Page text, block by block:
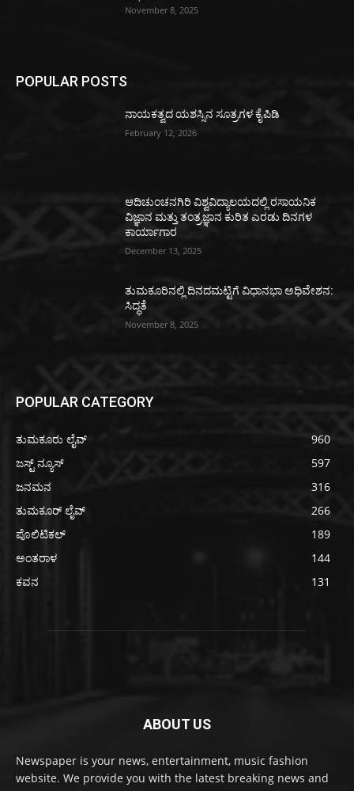
November 8, 2025
POPULAR POSTS
ನಾಯಕತ್ವದ ಯಶಸ್ಸಿನ ಸೂತ್ರಗಳ ಕೈಪಿಡಿ
February 12, 2026
ಆದಿಚುಂಚನಗಿರಿ ವಿಶ್ವವಿದ್ಯಾಲಯದಲ್ಲಿ ರಸಾಯನಿಕ
ವಿಜ್ಞಾನ ಮತ್ತು ತಂತ್ರಜ್ಞಾನ ಕುರಿತ ಎರಡು ದಿನಗಳ
ಕಾರ್ಯಾಗಾರ
December 13, 2025
ತುಮಕೂರಿನಲ್ಲಿ ದಿನದಮಟ್ಟಿಗೆ ವಿಧಾನಭಾ ಅಧಿವೇಶನ:
ಸಿದ್ಧತೆ
November 8, 2025
POPULAR CATEGORY
ತುಮಕೂರು ಲೈವ್
960
ಜಸ್ಟ್ ನ್ಯೂಸ್
597
ಜನಮನ
316
ತುಮಕೂರ್ ಲೈವ್
266
ಪೊಲಿಟಿಕಲ್
189
ಅಂತರಾಳ
144
ಕವನ
131
ABOUT US
Newspaper is your news, entertainment, music fashion
website. We provide you with the latest breaking news and